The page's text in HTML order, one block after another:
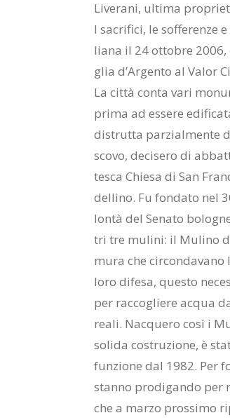
Li­ve­ra­ni, ul­ti­ma
I sa­cri­fi­ci, le sof­fe­ren­ze
lia­na il 24 ot­to­bre
glia d’Ar­gen­to al Va­lor
La cit­tà con­ta vari
pri­ma ad es­se­re
di­strut­ta par­zial­men­te
sco­vo, de­ci­se­ro di
te­sca Chie­sa di San
del­li­no. Fu fon­da­to nel
lon­tà del Se­na­to
tri tre mu­li­ni: il Mu­li­no
mura che
loro di­fe­sa, que­sto
per rac­co­glie­re ac­qua
rea­li. Nac­que­ro così i
so­li­da co­stru­zio­ne, è
fun­zio­ne dal 1982. Per
stan­no pro­di­gan­do per
che a mar­zo pros­si­mo